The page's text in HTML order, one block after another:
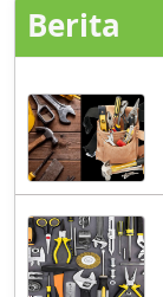
Berita